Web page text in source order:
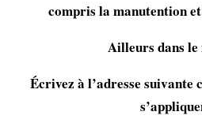
compris la manutention
Ailleurs dans le
Écrivez à l’adresse suivante